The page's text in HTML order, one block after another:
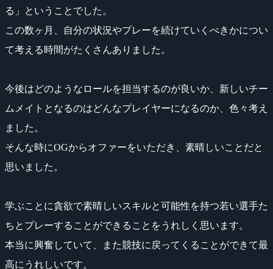
る」ということでした。
この数ヶ月、自分の状況やプレーを続けていくべきかについ
て考える時間がたくさんありました。
今後はどのようなロールを担当するのが良いか、新しいチー
ムメイトとなるのはどんなプレイヤーになるのか、色々考え
ました。
そんな時にOGからオファーをいただき、素晴しいことだと
思いました。
学ぶことに貪欲で素晴しいスキルと可能性を持つ若い選手た
ちとプレーすることができることをうれしく思います。
本当に興奮していて、また競技に戻ってくることができて最
高にうれしいです。